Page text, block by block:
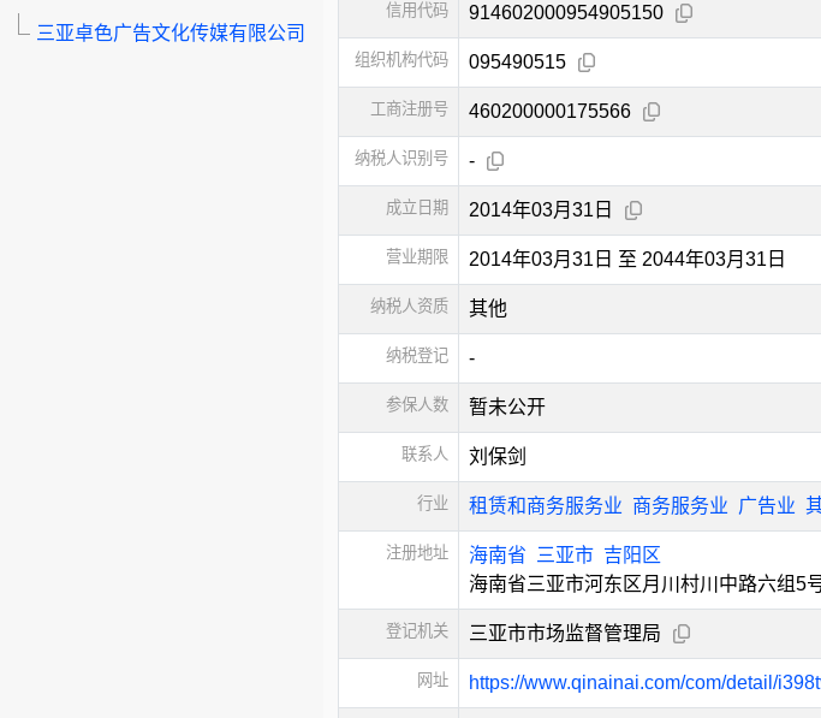
三亚卓色广告文化传媒有限公司
信用代码 914602000954905150
组织机构代码 095490515
工商注册号 460200000175566
纳税人识别号 -
成立日期 2014年03月31日
营业期限 2014年03月31日 至 2044年03月31日
纳税人资质 其他
纳税登记 -
参保人数 暂未公开
联系人 刘保剑
行业 租赁和商务服务业 商务服务业 广告业
注册地址 海南省 三亚市 吉阳区
海南省三亚市河东区月川村川中路六组5
登记机关 三亚市市场监督管理局
网址 https://www.qinainai.com/com/detail/